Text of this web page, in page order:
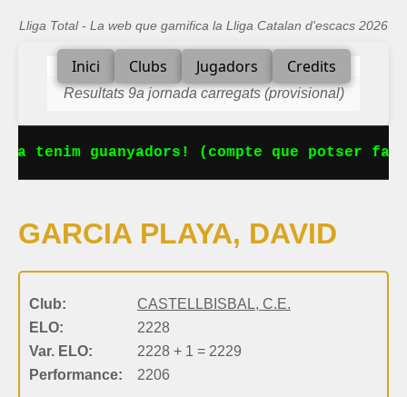
Lliga Total - La web que gamifica la Lliga Catalan d'escacs 2026
Inici Clubs Jugadors Credits
Resultats 9a jornada carregats (provisional)
tenim guanyadors! (compte que potser
GARCIA PLAYA, DAVID
Club:
CASTELLBISBAL, C.E.
ELO:
2228
Var. ELO:
2228 + 1 = 2229
Performance:
2206